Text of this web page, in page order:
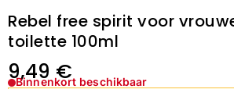
Rebel free spirit voor
toilette 100ml
9,49€
Binnenkort beschikbaar